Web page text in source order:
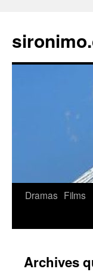
Aller
Dramas Films
Archives